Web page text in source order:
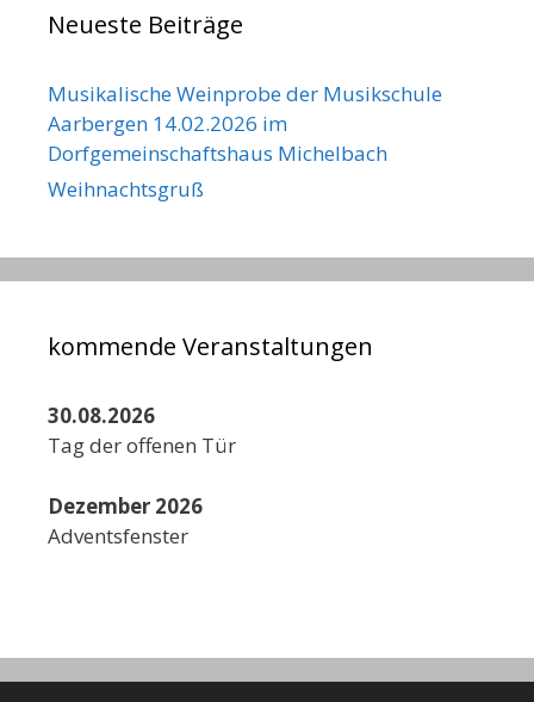
Neueste Beiträge
Musikalische Weinprobe der Musikschule
Aarbergen 14.02.2026 im
Dorfgemeinschaftshaus Michelbach
Weihnachtsgruß
kommende Veranstaltungen
30.08.2026
Tag der offenen Tür
Dezember 2026
Adventsfenster